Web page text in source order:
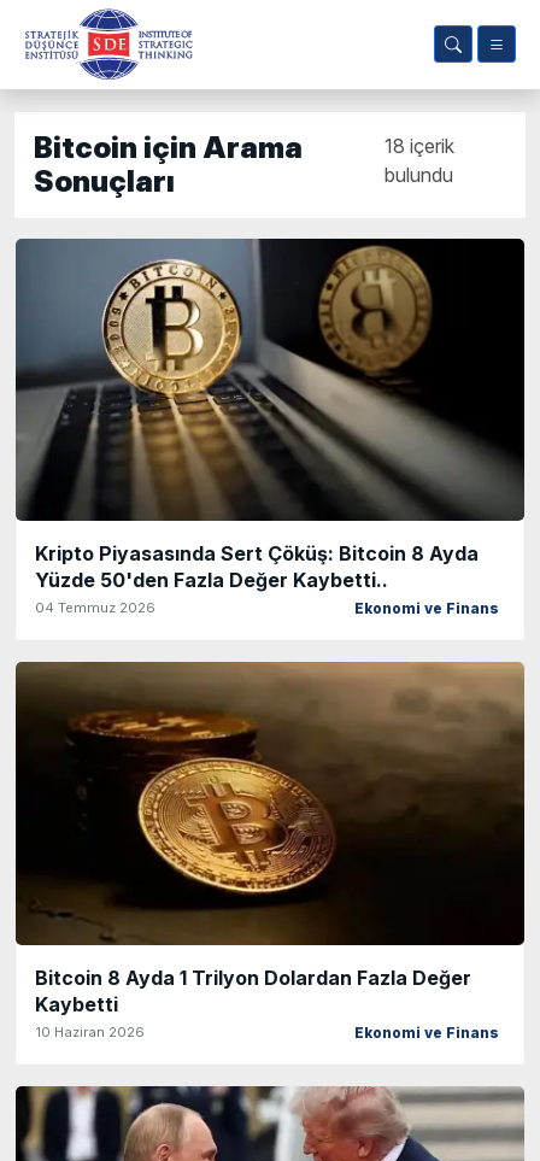
Bitcoin için Arama
Sonuçları
18 içerik
bulundu
Kripto Piyasasında Sert Çöküş: Bitcoin 8 Ayda
Yüzde 50'den Fazla Değer Kaybetti..
04 Temmuz 2026 Ekonomi ve Finans
Bitcoin 8 Ayda 1 Trilyon Dolardan Fazla Değer
Kaybetti
10 Haziran 2026 Ekonomi ve Finans